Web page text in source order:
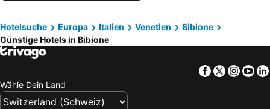
Hotel Ambassador
Hotel Karinzia
Life Hotel
International Beach Hotel
Hotel Smeraldo
AQA Palace
Marina Palace Hotel
Hotelsuche Europa Italien Venetien
Bibione
Günstige Hotels in Bibione
Facebook
Twitter
Wähle Dein Land